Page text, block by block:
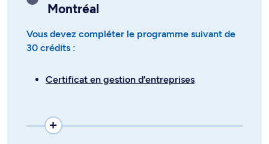
Montréal
Vous devez compléter le programme suivant de
30 crédits :
Certificat en gestion d’entreprises